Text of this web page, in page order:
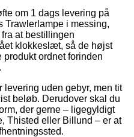
om 1 dags levering på
Trawlerlampe i messing,
at bestillingen
klokkeslæt, så de højst
produkt ordnet forinden
levering uden gebyr, men tit
beløb. Derudover skal du
der gerne – ligegyldigt
Thisted eller Billund – er at